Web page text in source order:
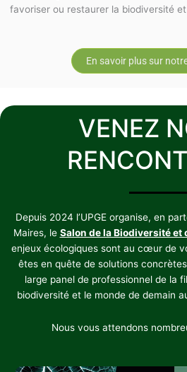
favoriser ou restaurer la biodiversité
En savoir plus sur
VENEZ
Depuis 2024 l’UPGE organise, en
Maires, le Salon de la Biodiversité et
enjeux écologiques sont au cœur de
êtes en quête de solutions
large panel de professionnel de la
biodiversité et le monde de demain
Nous vous attendons